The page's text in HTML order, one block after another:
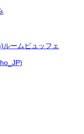
ルームビュッフェ